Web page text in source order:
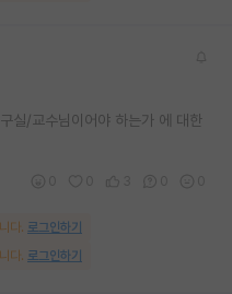
실/교수님이어야 하는가 에 대한
다. 로그인하기
다. 로그인하기